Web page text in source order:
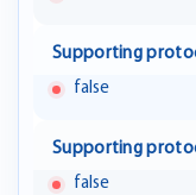
Supporting
false
Supporting
false